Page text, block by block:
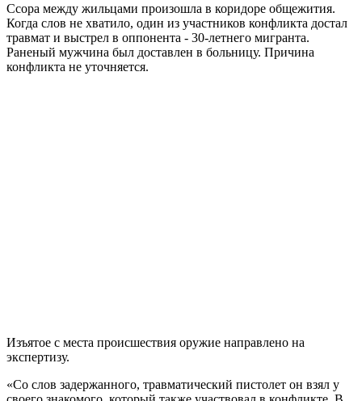
Ссора между жильцами произошла в коридоре общежития.
Когда слов не хватило, один из участников конфликта достал
травмат и выстрел в оппонента - 30-летнего мигранта.
Раненый мужчина был доставлен в больницу. Причина
конфликта не уточняется.
Изъятое с места происшествия оружие направлено на
экспертизу.
«Со слов задержанного, травматический пистолет он взял у